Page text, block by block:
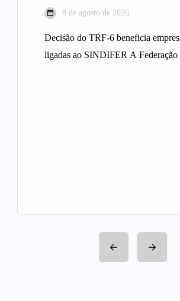
8 de agosto de 2026
Decisão do TRF-6 beneficia
ligadas ao SINDIFER A Federação